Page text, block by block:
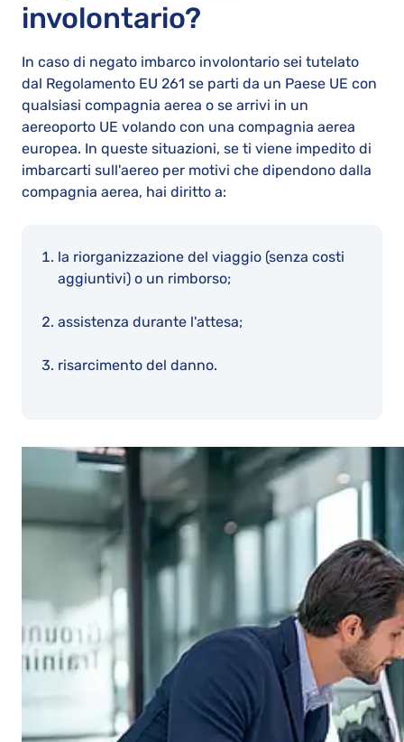
involontario?
In caso di negato imbarco involontario sei tutelato
dal Regolamento EU 261 se parti da un Paese UE con
qualsiasi compagnia aerea o se arrivi in un
aereoporto UE volando con una compagnia aerea
europea. In queste situazioni, se ti viene impedito di
imbarcarti sull'aereo per motivi che dipendono dalla
compagnia aerea, hai diritto a:
la riorganizzazione del viaggio (senza costi
aggiuntivi) o un rimborso;
assistenza durante l'attesa;
risarcimento del danno.